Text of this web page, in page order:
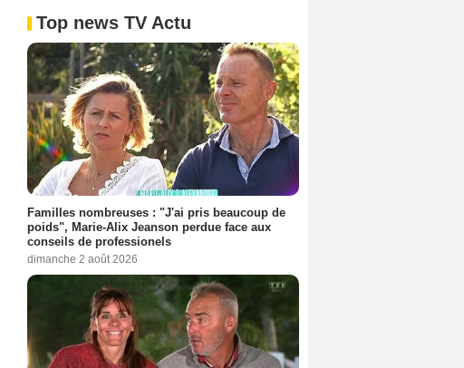
Top news TV Actu
Familles nombreuses : "J'ai pris beaucoup de
poids", Marie-Alix Jeanson perdue face aux
conseils de professionels
dimanche 2 août 2026